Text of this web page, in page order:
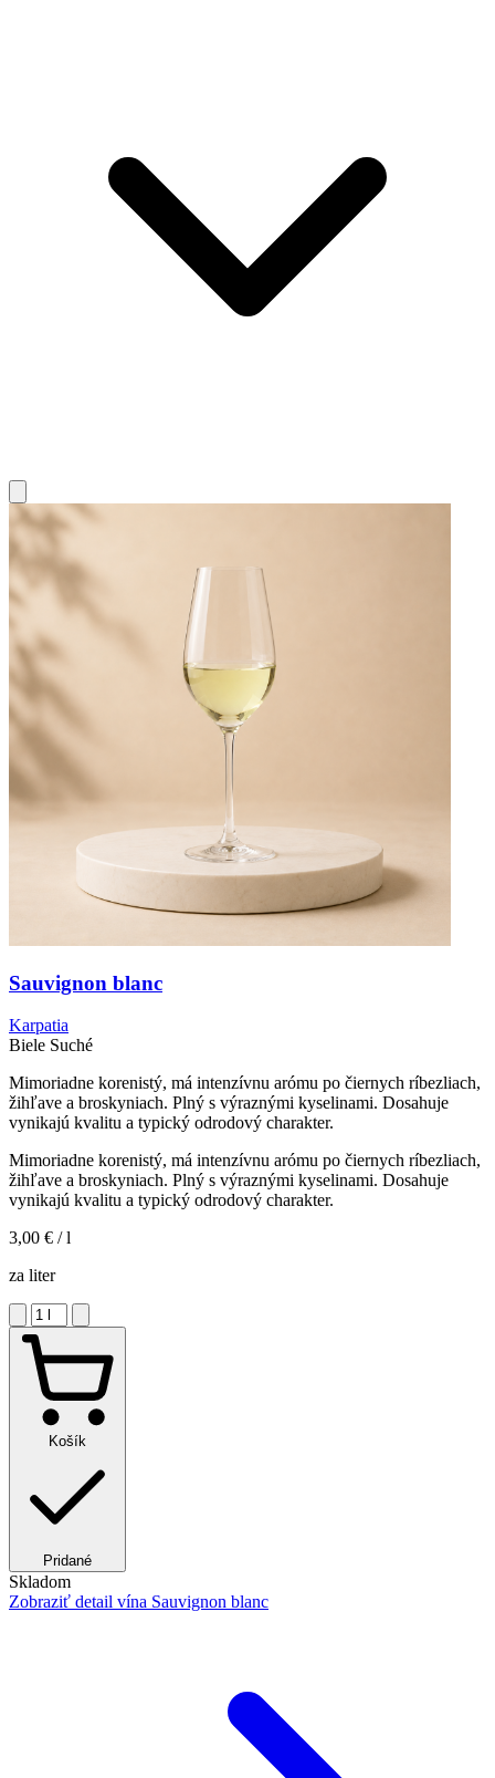
Sauvignon blanc
Karpatia
Biele Suché
Mimoriadne korenistý, má intenzívnu arómu po čiernych ríbezliach,
žihľave a broskyniach. Plný s výraznými kyselinami. Dosahuje
vynikajú kvalitu a typický odrodový charakter.
Mimoriadne korenistý, má intenzívnu arómu po čiernych ríbezliach,
žihľave a broskyniach. Plný s výraznými kyselinami. Dosahuje
vynikajú kvalitu a typický odrodový charakter.
3,00 € / l
za liter
Košík
Pridané
Skladom
Zobraziť detail vína Sauvignon blanc